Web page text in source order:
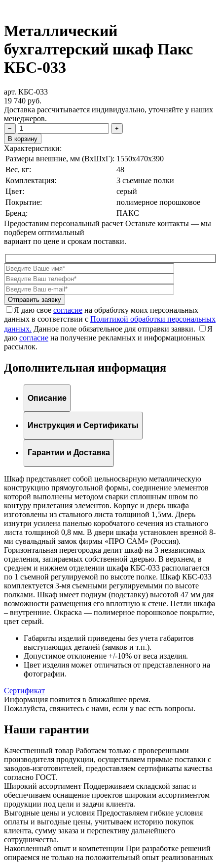
Металлический
бухгалтерский шкаф Пакс
КБС-033
арт. КБС-033
19 740 руб.
Доставка рассчитывается индивидуально, уточняйте у наших
менеджеров.
−
+
В корзину
Характеристики:
Размеры внешние, мм (ВxШxГ): 1550x470x390
Вес, кг:
48
Комплектация:
3 съемные полки
Цвет:
серый
Покрытие:
полимерное порошковое
Бренд:
ПАКС
Предоставим персональный расчет Оставьте контакты — мы
подберем оптимальный
вариант по цене и срокам поставки.
Я даю свое согласие на обработку моих персональных
данных в соответствии с Политикой обработки персональных
данных. Данное поле обязательное для отправки заявки.
Я
даю согласие на получение рекламных и информационных
рассылок.
Дополнительная информация
Описание
Инструкция и Сертификаты
Гарантии и Доставка
Шкаф представляет собой цельносварную металлическую
конструкцию прямоугольной формы, соединение элементов
которой выполнены методом сварки сплошным швом по
контуру прилегания элементов. Корпус и дверь шкафа
изготовлены из стального листа толщиной 1,5мм. Дверь
изнутри усилена панелью коробчатого сечения из стального
листа толщиной 0,8 мм. В двери шкафа установлен врезной 8-
ми сувальдный замок фирмы «ПРО САМ» (Россия).
Горизонтальная перегородка делит шкаф на 3 независимых
отделения, запираемых собственной дверью. В верхнем, в
среднем и нижнем отделении шкафа КБС-033 располагается
по 1 съемной регулируемой по высоте полке. Шкаф КБС-033
комплектуется 3-мя съемными регулируемыми по высоте
полками. Шкаф имеет подиум (подставку) высотой 47 мм для
возможности размещения его вплотную к стене. Петли шкафа
– внутренние. Окраска — полимерное порошковое покрытие,
цвет серый.
Габариты изделий приведены без учета габаритов
выступающих деталей (замков и т.п.).
Допустимое отклонение +/-10% от веса изделия.
Цвет изделия может отличаться от представленного на
фотографии.
Сертификат
Информация появится в ближайшее время.
Пожалуйста, свяжитесь с нами, если у вас есть вопросы.
Наши гарантии
Качественный товар Работаем только с проверенными
производителя продукции, осуществляем прямые поставки с
заводов-изготовителей, предоставляем сертификаты качества
согласно ГОСТ.
Широкий ассортимент Поддерживаем складской запас и
обеспечиваем оснащение проектов широким ассортиментом
продукции под цели и задачи клиента.
Выгодные цены и условия Предоставляем гибкие условия
оплаты и выгодные цены, учитываем историю покупок
клиента, сумму заказа и перспективу дальнейшего
сотрудничества.
Накопленный опыт и компетенции При разработке решений
опираемся не только на положительный опыт реализованных